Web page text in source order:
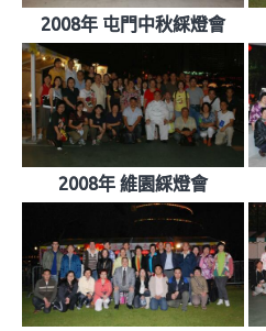
2008年 屯門中秋綵燈會
2008年 維園綵燈會